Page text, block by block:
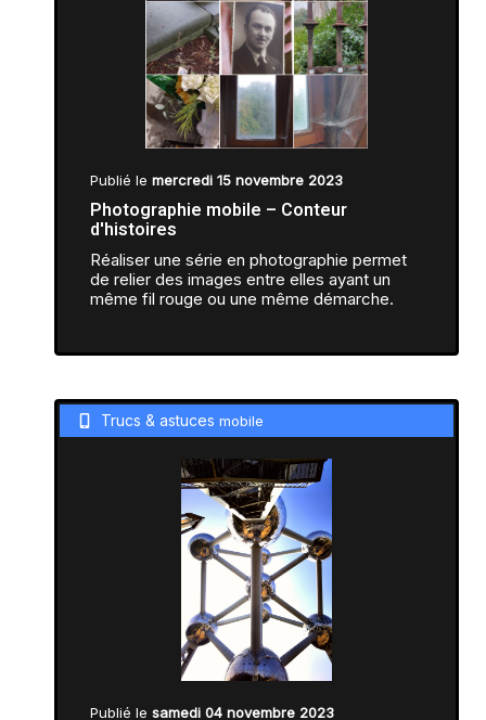
Publié le mercredi 15 novembre 2023
Photographie mobile – Conteur
d'histoires
Réaliser une série en photographie permet
de relier des images entre elles ayant un
même fil rouge ou une même démarche.
Trucs & astucesmobile
Publié le samedi 04 novembre 2023